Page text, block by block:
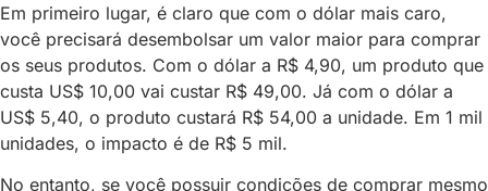
Em primeiro lugar, é claro que com o dólar mais caro,
você precisará desembolsar um valor maior para comprar
os seus produtos. Com o dólar a R$ 4,90, um produto que
custa US$ 10,00 vai custar R$ 49,00. Já com o dólar a
US$ 5,40, o produto custará R$ 54,00 a unidade. Em 1 mil
unidades, o impacto é de R$ 5 mil.
No entanto, se você possuir condições de comprar mesmo